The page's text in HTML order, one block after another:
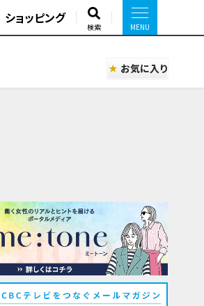
ショッピング
検索
お気に入り